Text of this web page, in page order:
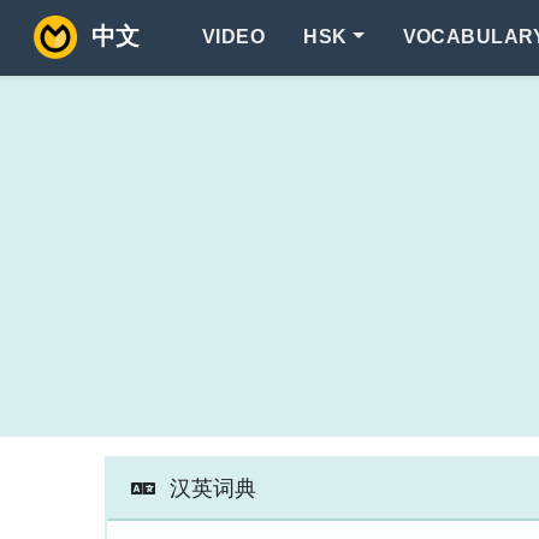
中文 VIDEO HSK
汉英词典